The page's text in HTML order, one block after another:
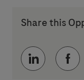
Share this
Share via